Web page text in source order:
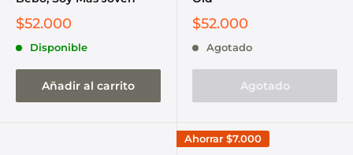
$52.000
Disponible
Añadir al carrito
$52.000
Agotado
Agotado
Ahorrar $7.000